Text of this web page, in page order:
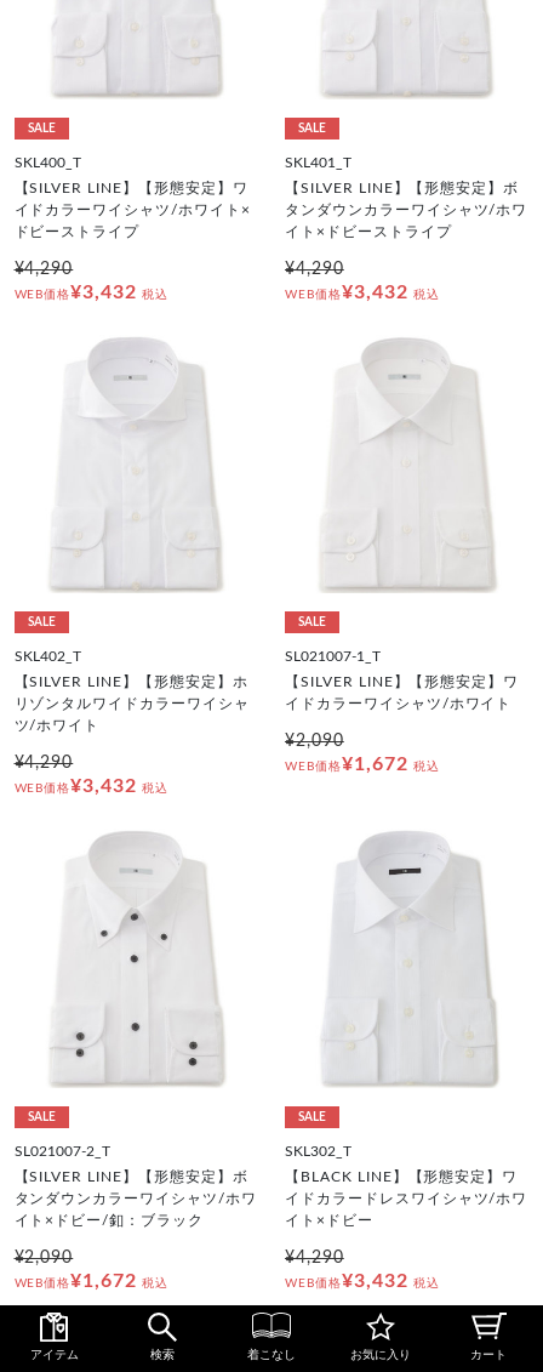
SALE
SKL400_T
【SILVER LINE】【形態安定】ワ
イドカラーワイシャツ/ホワイト×
ドビーストライプ
¥4,290
WEB価格¥3,432 税込
SALE
SKL401_T
【SILVER LINE】【形態安定】ボ
タンダウンカラーワイシャツ/ホワ
イト×ドビーストライプ
¥4,290
WEB価格¥3,432 税込
SALE
SKL402_T
【SILVER LINE】【形態安定】ホ
リゾンタルワイドカラーワイシャ
ツ/ホワイト
¥4,290
WEB価格¥3,432 税込
SALE
SL021007-1_T
【SILVER LINE】【形態安定】ワ
イドカラーワイシャツ/ホワイト
¥2,090
WEB価格¥1,672 税込
SALE
SL021007-2_T
【SILVER LINE】【形態安定】ボ
タンダウンカラーワイシャツ/ホワ
イト×ドビー/釦：ブラック
¥2,090
WEB価格¥1,672 税込
SALE
SKL302_T
【BLACK LINE】【形態安定】ワ
イドカラードレスワイシャツ/ホワ
イト×ドビー
¥4,290
WEB価格¥3,432 税込
アイテム 検索 着こなし お気に入り カート